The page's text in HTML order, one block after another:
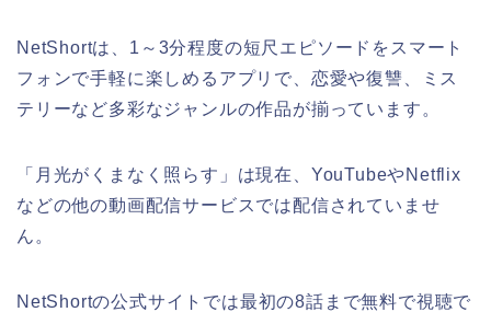
NetShortは、1～3分程度の短尺エピソードをスマート
フォンで手軽に楽しめるアプリで、恋愛や復讐、ミス
テリーなど多彩なジャンルの作品が揃っています。
「月光がくまなく照らす」は現在、YouTubeやNetflix
などの他の動画配信サービスでは配信されていませ
ん。
NetShortの公式サイトでは最初の8話まで無料で視聴で